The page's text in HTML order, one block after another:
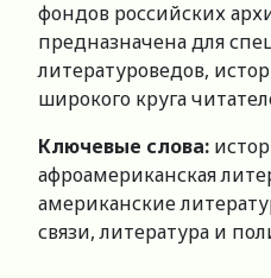
фондов российских
предназначена для
литературоведов,
широкого круга
Ключевые слова:
афроамериканская
американские
связи, литература и